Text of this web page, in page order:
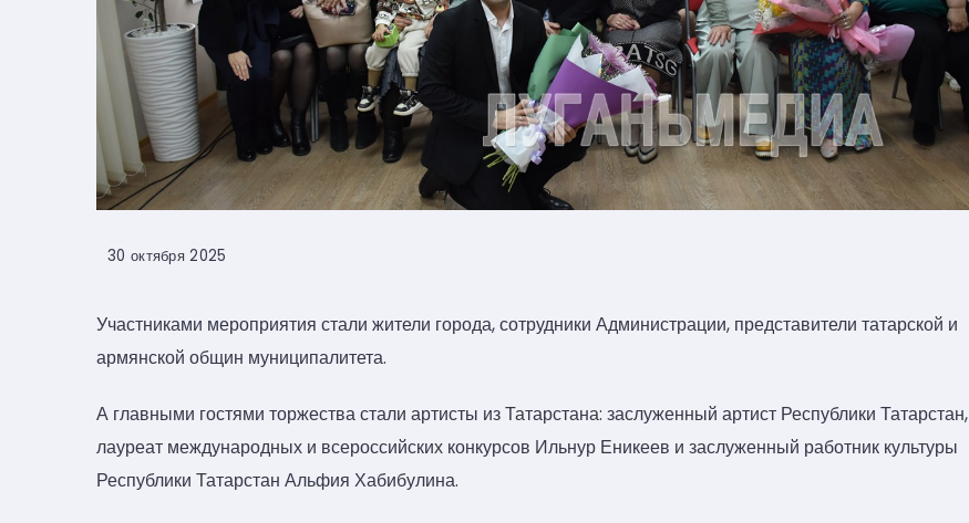
30 октября 2025
Участниками мероприятия стали жители города, сотрудники Администрации, представители татарской и
армянской общин муниципалитета.
А главными гостями торжества стали артисты из Татарстана: заслуженный артист Республики Татарстан,
лауреат международных и всероссийских конкурсов Ильнур Еникеев и заслуженный работник культуры
Республики Татарстан Альфия Хабибулина.